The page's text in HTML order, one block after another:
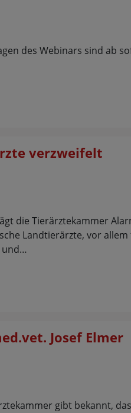
des Webinars sind ab
verzweifelt
die Tierärztekammer
Landtierärzte, vor
und…
Josef Elmer
gibt bekannt,